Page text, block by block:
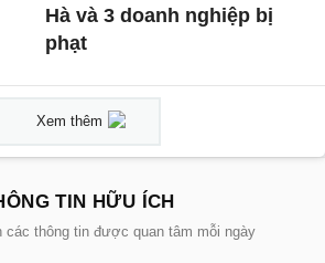
Hà và 3 doanh nghiệp bị
phạt
Xem thêm
TIN HỮU ÍCH
các thông tin được quan tâm mỗi ngày